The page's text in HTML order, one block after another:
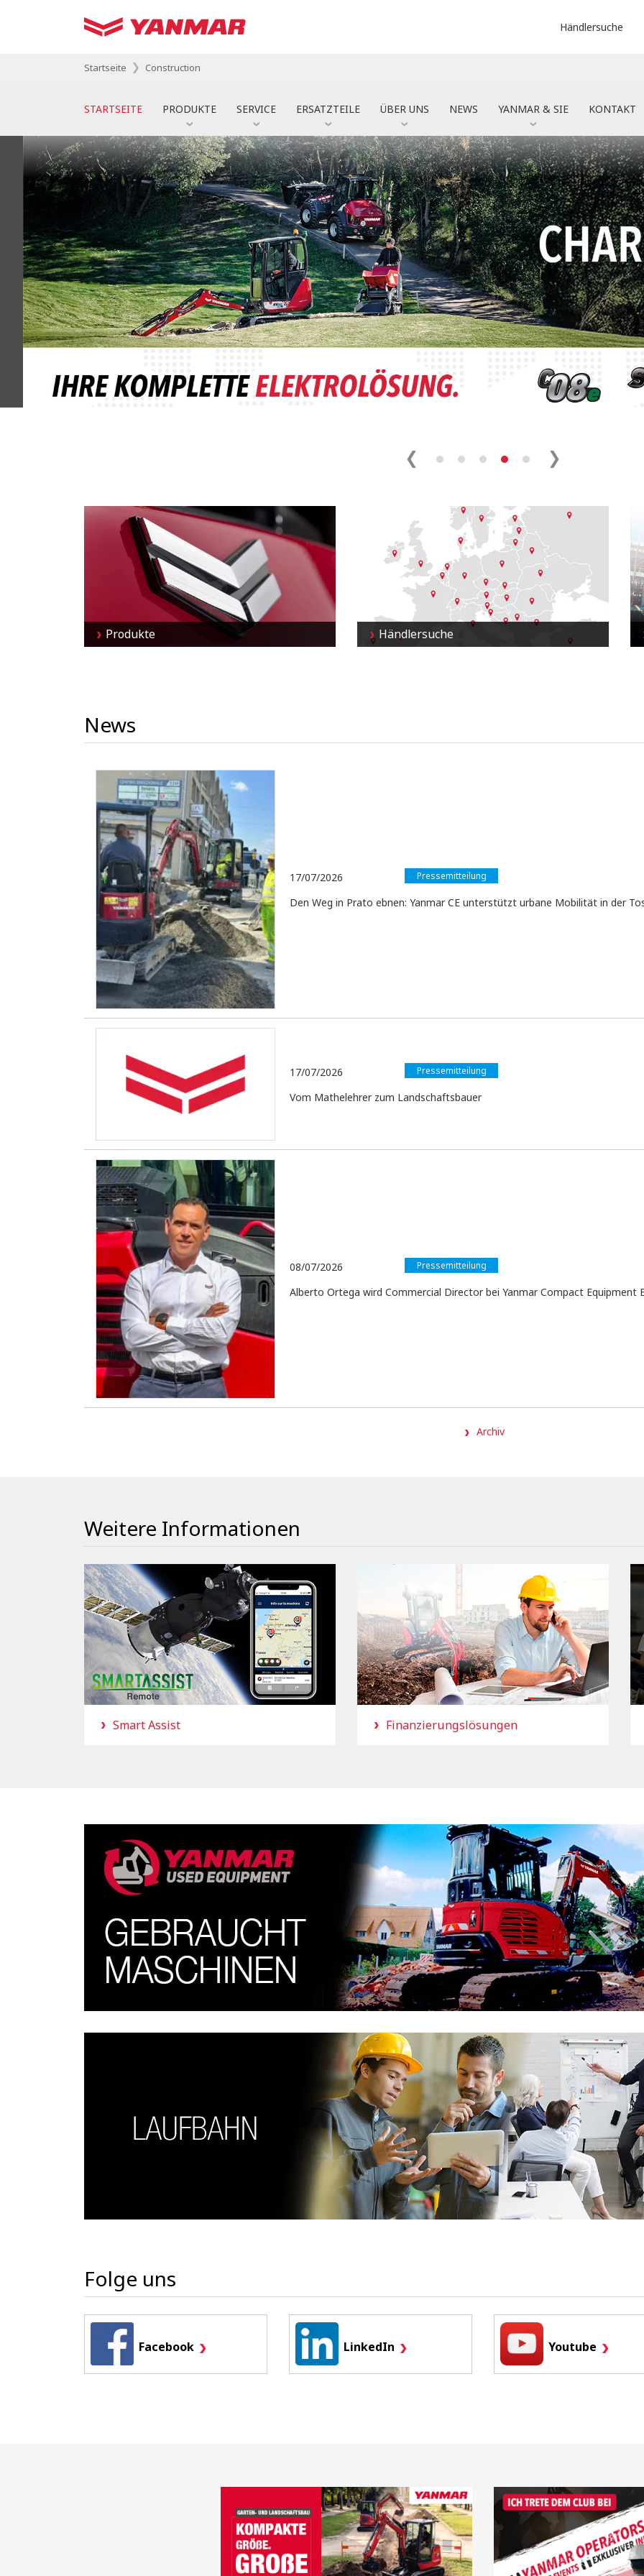
Händlersuche
Startseite Construction
STARTSEITE PRODUKTE SERVICE ERSATZTEILE ÜBER UNS NEWS YANMAR & SIE KONTAKT
Produkte Händlersuche
News
17/07/2026 Pressemitteilung
Den Weg in Prato ebnen: Yanmar CE unterstützt urbane Mobilität in der
17/07/2026 Pressemitteilung
Vom Mathelehrer zum Landschaftsbauer
08/07/2026 Pressemitteilung
Alberto Ortega wird Commercial Director bei Yanmar Compact Equipment
Archiv
Weitere Informationen
Smart Assist Finanzierungslösungen
Folge uns
Facebook LinkedIn Youtube